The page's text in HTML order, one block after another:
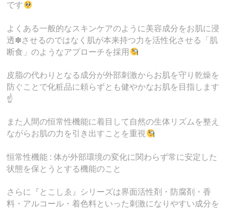
です
よくある一般的なスキンケアのように美容成分をお肌に浸
透✽させるのではなく肌が本来持つ力を活性化させる「肌
断食」のようなアプローチを採用
皮脂の代わりとなる成分が外部刺激からお肌を守り乾燥を
防ぐことで化粧品に頼らずとも健やかなお肌を目指します
☝️
また人間の恒常性機能に着目して自然の生体リズムを整え
ながらお肌の力を引き出すことを重視
恒常性機能 : 体が外部環境の変化に関わらず常に安定した
状態を保とうとする機能のこと
さらに『とこしゑ』シリーズは界面活性剤・防腐剤・香
料・アルコール・着色料といった刺激になりやすい成分を